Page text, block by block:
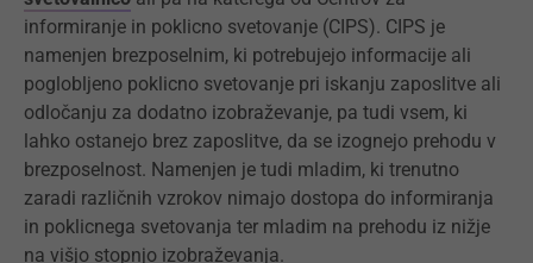
informiranje in poklicno svetovanje (CIPS). CIPS je
namenjen brezposelnim, ki potrebujejo informacije ali
poglobljeno poklicno svetovanje pri iskanju zaposlitve ali
odločanju za dodatno izobraževanje, pa tudi vsem, ki
lahko ostanejo brez zaposlitve, da se izognejo prehodu v
brezposelnost. Namenjen je tudi mladim, ki trenutno
zaradi različnih vzrokov nimajo dostopa do informiranja
in poklicnega svetovanja ter mladim na prehodu iz nižje
na višjo stopnjo izobraževanja.